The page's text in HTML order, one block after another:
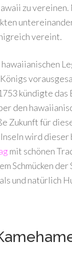
zu vereinen.
vereint.
kündigte das
den
Zukunft für
wird dieser
mit schönen
Schmücken der
und natürlich